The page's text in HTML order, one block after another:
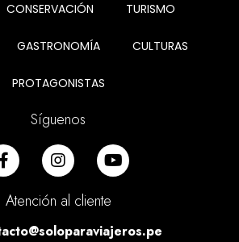
CONSERVACIÓN TURISMO
GASTRONOMÍA CULTURAS
PROTAGONISTAS
Síguenos
Atención al cliente